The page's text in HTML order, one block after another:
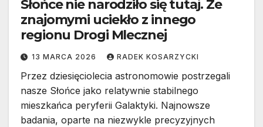
Słońce nie narodziło się tutaj. Ze
znajomymi uciekło z innego
regionu Drogi Mlecznej
13 MARCA 2026 RADEK KOSARZYCKI
Przez dziesięciolecia astronomowie postrzegali
nasze Słońce jako relatywnie stabilnego
mieszkańca peryferii Galaktyki. Najnowsze
badania, oparte na niezwykle precyzyjnych